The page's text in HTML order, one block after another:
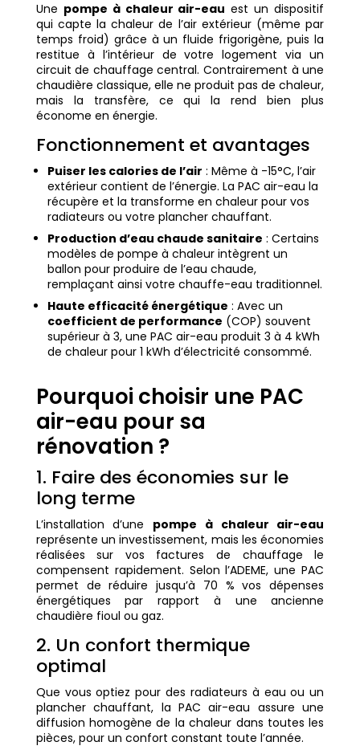
Une pompe à chaleur air-eau est un dispositif
qui capte la chaleur de l’air extérieur (même par
temps froid) grâce à un fluide frigorigène, puis la
restitue à l’intérieur de votre logement via un
circuit de chauffage central. Contrairement à une
chaudière classique, elle ne produit pas de chaleur,
mais la transfère, ce qui la rend bien plus
économe en énergie.
Fonctionnement et avantages
Puiser les calories de l’air : Même à -15°C, l’air
extérieur contient de l’énergie. La PAC air-eau la
récupère et la transforme en chaleur pour vos
radiateurs ou votre plancher chauffant.
Production d’eau chaude sanitaire : Certains
modèles de pompe à chaleur intègrent un
ballon pour produire de l’eau chaude,
remplaçant ainsi votre chauffe-eau traditionnel.
Haute efficacité énergétique : Avec un
coefficient de performance (COP) souvent
supérieur à 3, une PAC air-eau produit 3 à 4 kWh
de chaleur pour 1 kWh d’électricité consommé.
Pourquoi choisir une PAC
air-eau pour sa
rénovation ?
1. Faire des économies sur le
long terme
L’installation d’une pompe à chaleur air-eau
représente un investissement, mais les économies
réalisées sur vos factures de chauffage le
compensent rapidement. Selon l’ADEME, une PAC
permet de réduire jusqu’à 70 % vos dépenses
énergétiques par rapport à une ancienne
chaudière fioul ou gaz.
2. Un confort thermique
optimal
Que vous optiez pour des radiateurs à eau ou un
plancher chauffant, la PAC air-eau assure une
diffusion homogène de la chaleur dans toutes les
pièces, pour un confort constant toute l’année.